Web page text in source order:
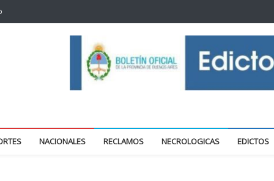
NACIONALES RECLAMOS NECROLOGICAS EDICTOS